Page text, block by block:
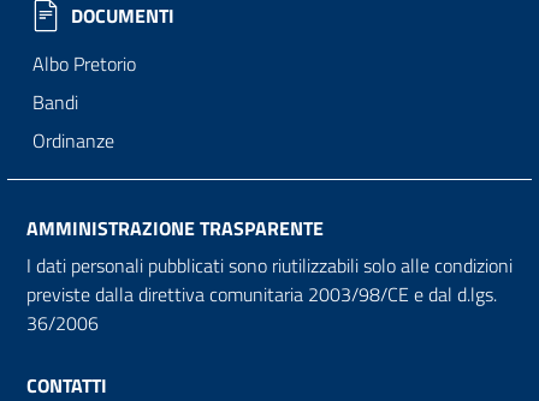
DOCUMENTI
Albo Pretorio
Bandi
Ordinanze
AMMINISTRAZIONE TRASPARENTE
I dati personali pubblicati sono riutilizzabili solo alle condizioni
previste dalla direttiva comunitaria 2003/98/CE e dal d.lgs.
36/2006
CONTATTI